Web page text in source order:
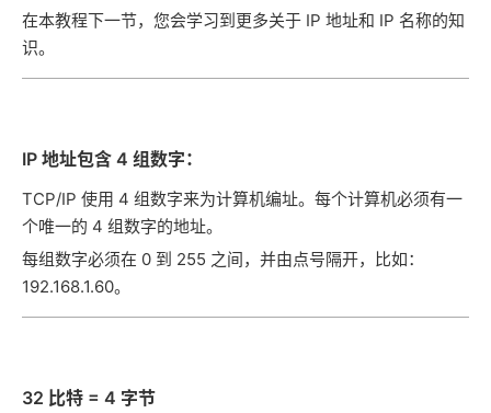
在本教程下一节，您会学习到更多关于 IP 地址和 IP 名称的知
识。
IP 地址包含 4 组数字：
TCP/IP 使用 4 组数字来为计算机编址。每个计算机必须有一
个唯一的 4 组数字的地址。
每组数字必须在 0 到 255 之间，并由点号隔开，比如：
192.168.1.60。
32 比特 = 4 字节